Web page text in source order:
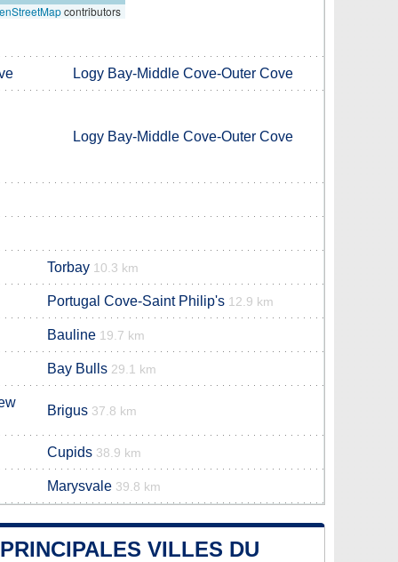
contributors
Logy Bay-Middle Cove-Outer Cove
Logy Bay-Middle Cove-Outer Cove
Torbay 10.3 km
Portugal Cove-Saint Philip's 12.9 km
Bauline 19.7 km
Bay Bulls 29.1 km
Brigus 37.8 km
Cupids 38.9 km
Marysvale 39.8 km
VILLES DU